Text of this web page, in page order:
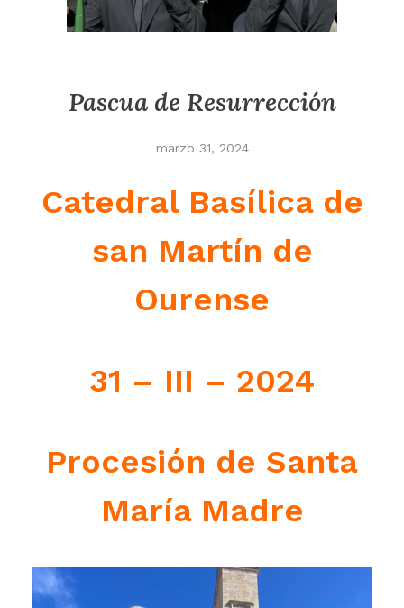
Pascua de Resurrección
marzo 31, 2024
Catedral Basílica de
san Martín de
Ourense
31 – III – 2024
Procesión de Santa
María Madre